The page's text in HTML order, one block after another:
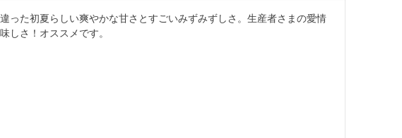
高知県産
った初夏らしい爽やかな甘さとすごいみずみずしさ。生産者さまの愛情
しさ！オススメです。